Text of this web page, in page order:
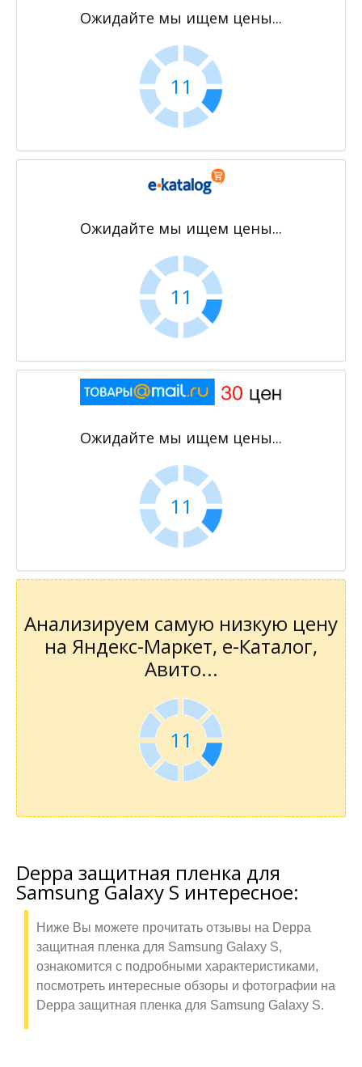
Ожидайте мы ищем цены...
11
Ожидайте мы ищем цены...
11
Ожидайте мы ищем цены...
11
Анализируем самую низкую цену
на Яндекс-Маркет, е-Каталог,
Авито...
11
Deppa защитная пленка для
Samsung Galaxy S интересное:
Ниже Вы можете прочитать отзывы на Deppa
защитная пленка для Samsung Galaxy S,
ознакомится с подробными характеристиками,
посмотреть интересные обзоры и фотографии на
Deppa защитная пленка для Samsung Galaxy S.